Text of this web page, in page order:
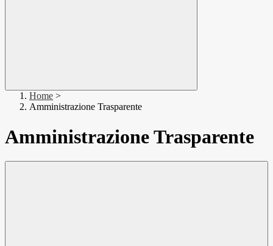
Home >
Amministrazione Trasparente
Amministrazione Trasparente